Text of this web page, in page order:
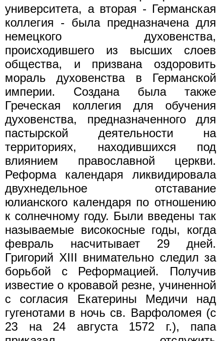
университета, а вторая - Германская
коллегия - была предназначена для
немецкого духовенства,
происходившего из высших слоев
общества, и призвана оздоровить
мораль духовенства в Германской
империи. Создана была также
Греческая коллегия для обучения
духовенства, предназначенного для
пастырской деятельности на
территориях, находившихся под
влиянием православной церкви.
Реформа календаря ликвидировала
двухнедельное отставание
юлианского календаря по отношению
к солнечному году. Были введены так
называемые високосные годы, когда
февраль насчитывает 29 дней.
Григорий XIII внимательно следил за
борьбой с Реформацией. Получив
известие о кровавой резне, учиненной
с согласия Екатерины Медичи над
гугенотами в ночь св. Варфоломея (с
23 на 24 августа 1572 г.), папа